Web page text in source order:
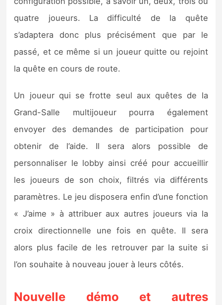
quatre joueurs. La difficulté de la quête
s’adaptera donc plus précisément que par le
passé, et ce même si un joueur quitte ou rejoint
la quête en cours de route.
Un joueur qui se frotte seul aux quêtes de la
Grand-Salle multijoueur pourra également
envoyer des demandes de participation pour
obtenir de l’aide. Il sera alors possible de
personnaliser le lobby ainsi créé pour accueillir
les joueurs de son choix, filtrés via différents
paramètres. Le jeu disposera enfin d’une fonction
« J’aime » à attribuer aux autres joueurs via la
croix directionnelle une fois en quête. Il sera
alors plus facile de les retrouver par la suite si
l’on souhaite à nouveau jouer à leurs côtés.
Nouvelle démo et autres